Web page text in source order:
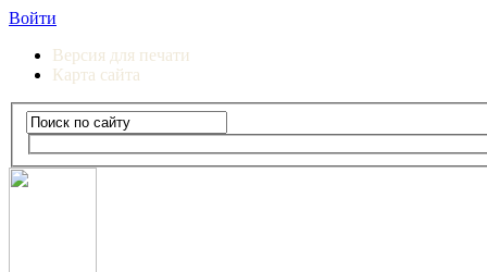
Войти
Версия для печати
Карта сайта